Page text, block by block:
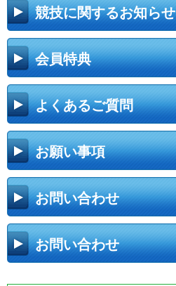
競技に関するお知らせ
会員特典
よくあるご質問
お願い事項
お問い合わせ
お問い合わせ